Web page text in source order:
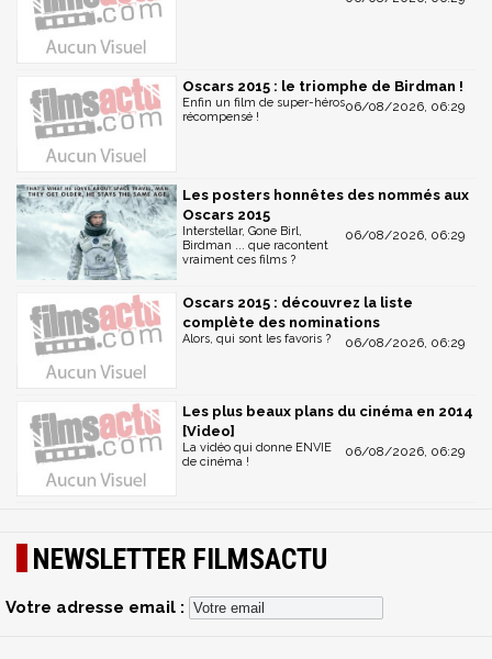
Oscars 2015 : le triomphe de Birdman !
06/08/2026, 06:29
Enfin un film de super-héros
récompensé !
Les posters honnêtes des nommés aux
Oscars 2015
06/08/2026, 06:29
Interstellar, Gone Birl,
Birdman ... que racontent
vraiment ces films ?
Oscars 2015 : découvrez la liste
complète des nominations
06/08/2026, 06:29
Alors, qui sont les favoris ?
Les plus beaux plans du cinéma en 2014
[Video]
06/08/2026, 06:29
La vidéo qui donne ENVIE
de cinéma !
NEWSLETTER FILMSACTU
Votre adresse email :